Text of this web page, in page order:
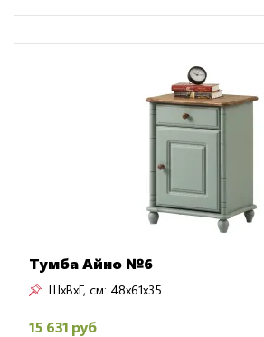
Тумба Айно №6
ШxВxГ, см: 48x61x35
15 631 руб